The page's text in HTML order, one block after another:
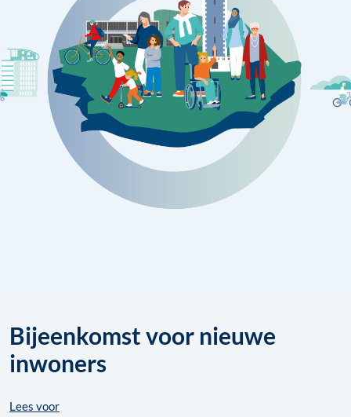
Bijeenkomst voor nieuwe
inwoners
Lees voor